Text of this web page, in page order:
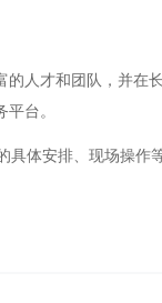
人才和团队，并在
台。
体安排、现场操作